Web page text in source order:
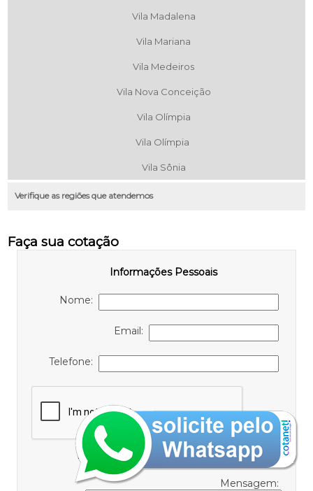
Vila Madalena
Vila Mariana
Vila Medeiros
Vila Nova Conceição
Vila Olímpia
Vila Olímpia
Vila Sônia
Verifique as regiões que atendemos
Faça sua cotação
Informações Pessoais
Nome:
Email:
Telefone:
Informações de contato ou cotação
Mensagem: